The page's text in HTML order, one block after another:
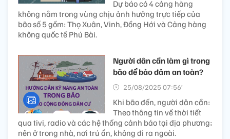
Dự báo có 4 cảng hàng
không nằm trong vùng chịu ảnh hưởng trực tiếp của
bão số 5 gồm: Thọ Xuân, Vinh, Đồng Hới và Cảng hàng
không quốc tế Phú Bài.
Người dân cần làm gì trong
bão để bảo đảm an toàn?
25/08/2025 07:56’
Khi bão đến, người dân cần:
Theo thông tin về thời tiết
qua tivi, radio và các hệ thống cảnh báo tại địa phương;
nên ở trong nhà, nơi trú ẩn, không đi ra ngoài.